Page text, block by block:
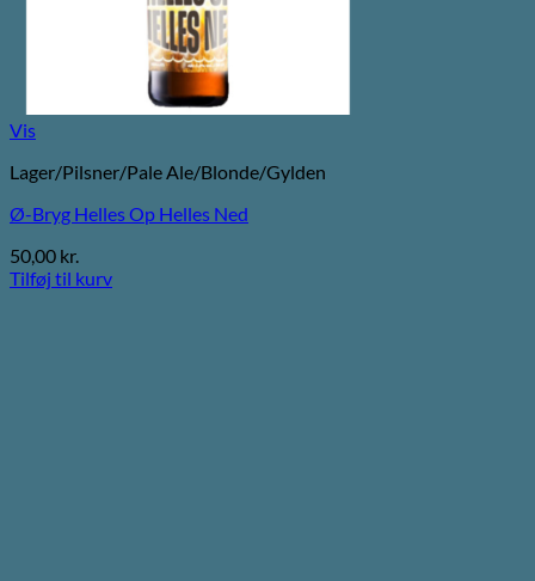
Vis
Lager/Pilsner/Pale Ale/Blonde/Gylden
Ø-Bryg Helles Op Helles Ned
50,00 kr.
Tilføj til kurv